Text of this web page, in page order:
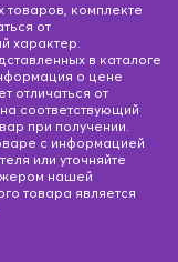
товаров, комплекте
от
характер.
в каталоге
о цене
отличаться от
соответствующий
при получении.
с информацией
или уточняйте
нашей
товара является